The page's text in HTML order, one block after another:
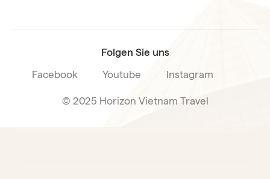
Folgen Sie uns
Facebook Youtube Instagram
© 2025 Horizon Vietnam Travel